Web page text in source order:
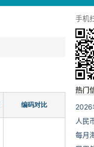
编码对比
手机
热门
2026
人民
每月